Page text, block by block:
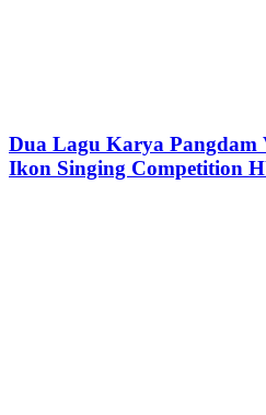
Dua Lagu Karya
Ikon Singing Competition